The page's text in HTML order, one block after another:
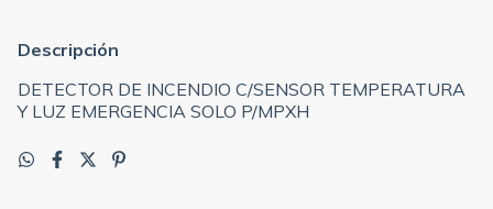
Descripción
DETECTOR DE INCENDIO C/SENSOR TEMPERATURA
Y LUZ EMERGENCIA SOLO P/MPXH